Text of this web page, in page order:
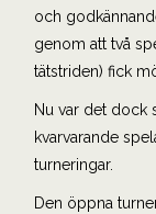
och
genom att två
tätstriden) fick
Nu var det dock
kvarvarande
turneringar.
Den öppna